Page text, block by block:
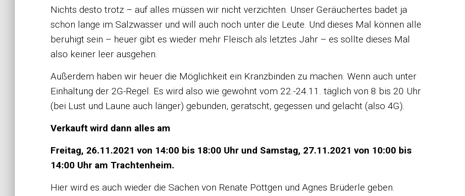
Nichts desto trotz – auf alles müssen wir nicht verzichten. Unser Geräuchertes badet ja
schon lange im Salzwasser und will auch noch unter die Leute. Und dieses Mal können alle
beruhigt sein – heuer gibt es wieder mehr Fleisch als letztes Jahr – es sollte dieses Mal
also keiner leer ausgehen.
Außerdem haben wir heuer die Möglichkeit ein Kranzbinden zu machen. Wenn auch unter
Einhaltung der 2G-Regel. Es wird also wie gewohnt vom 22.-24.11. täglich von 8 bis 20 Uhr
(bei Lust und Laune auch länger) gebunden, geratscht, gegessen und gelacht (also 4G).
Verkauft wird dann alles am
Freitag, 26.11.2021 von 14:00 bis 18:00 Uhr und Samstag, 27.11.2021 von 10:00 bis
14:00 Uhr am Trachtenheim.
Hier wird es auch wieder die Sachen von Renate Pöttgen und Agnes Brüderle geben.